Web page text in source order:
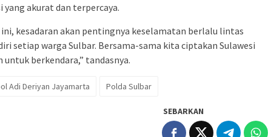
akurat dan terpercaya.
kesadaran akan pentingnya keselamatan berlalu lintas
setiap warga Sulbar. Bersama-sama kita ciptakan Sulawesi
berkendara,” tandasnya.
Adi Deriyan Jayamarta Polda Sulbar
SEBARKAN